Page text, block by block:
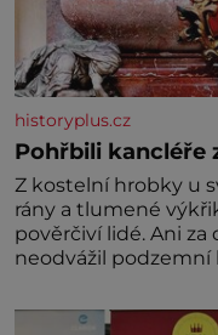
historyplus.cz
Pohřbili kancléře
Z kostelní hrobky u
rány a tlumené
pověrčiví lidé. Ani
neodvážil
divné burácení